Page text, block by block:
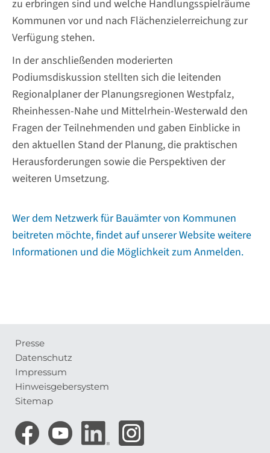
zu erbringen sind und welche Handlungsspielräume
Kommunen vor und nach Flächenzielerreichung zur
Verfügung stehen.
In der anschließenden moderierten
Podiumsdiskussion stellten sich die leitenden
Regionalplaner der Planungsregionen Westpfalz,
Rheinhessen-Nahe und Mittelrhein-Westerwald den
Fragen der Teilnehmenden und gaben Einblicke in
den aktuellen Stand der Planung, die praktischen
Herausforderungen sowie die Perspektiven der
weiteren Umsetzung.
Wer dem Netzwerk für Bauämter von Kommunen
beitreten möchte, findet auf unserer Website weitere
Informationen und die Möglichkeit zum Anmelden.
Meta-
Navigation
Presse
Datenschutz
Impressum
Hinweisgebersystem
Sitemap